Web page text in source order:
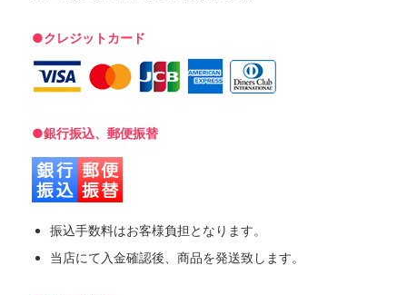
●クレジットカード
●銀行振込、郵便振替
振込手数料はお客様負担となります。
当店にて入金確認後、商品を発送致します。